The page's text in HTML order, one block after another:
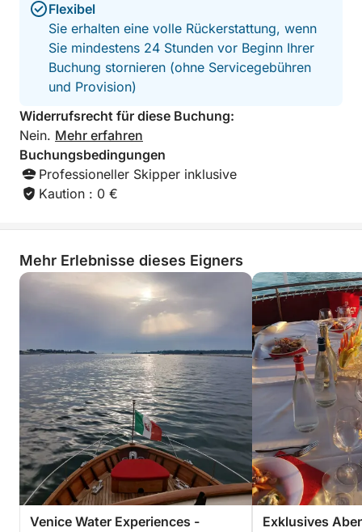
Flexibel
Sie erhalten eine volle Rückerstattung, wenn
Sie mindestens 24 Stunden vor Beginn Ihrer
Buchung stornieren (ohne Servicegebühren
und Provision)
Widerrufsrecht für diese Buchung:
Nein. Mehr erfahren
Buchungsbedingungen
Professioneller Skipper inklusive
Kaution : 0 €
Mehr Erlebnisse dieses Eigners
Venice Water Experiences -
Exklusives